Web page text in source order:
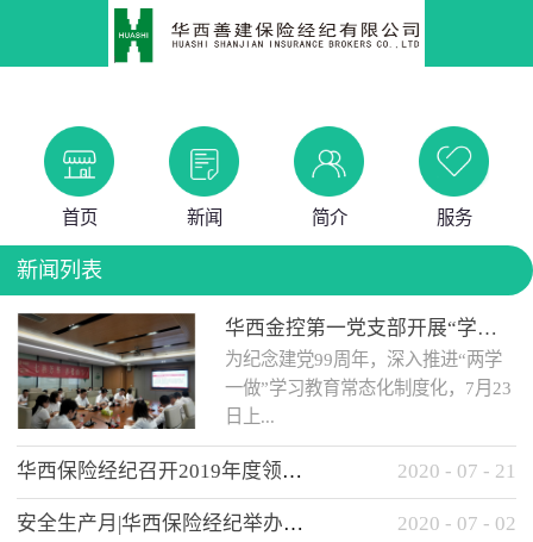
首页 新闻 简介 服务
新闻列表
华西金控第一党支部开展“学党史 知党情 做合格党员”主题教育工作会
为纪念建党99周年，深入推进“两学
一做”学习教育常态化制度化，7月23
日上...
午，华西金控第一党支部举办了“学
党史、知党情、...
华西保险经纪召开2019年度领导班子述职考核工作会 2020 - 07 - 21
安全生产月|华西保险经纪举办应急消防安全知识培训 2020 - 07 - 02